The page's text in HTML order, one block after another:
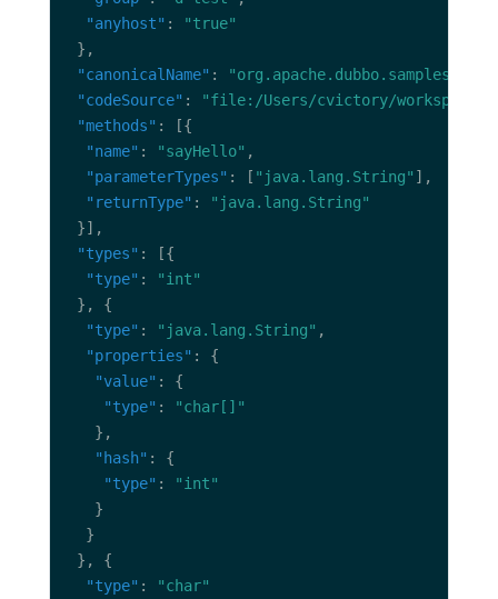
"anyhost" :
"true"
"canonicalName" :
"codeSource" :
"file:/Users/cvictory/workspace/
"methods"
"name" : "sayHello"
"parameterTypes" : [ "java.lang.String"
"returnType" :
"java.lang.String"
"types"
"type" :
"int"
"type" : "java.lang.String"
"properties"
"value"
"type" :
"char[]"
"hash"
"type" :
"int"
"type" :
"char"